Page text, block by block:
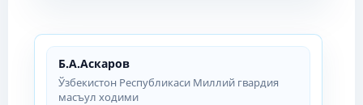
Б.А.Аскаров
Ўзбекистон Республикаси Миллий гвардия
масъул ходими